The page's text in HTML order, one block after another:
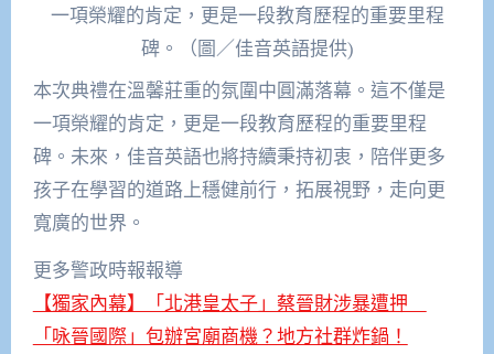
一項榮耀的肯定，更是一段教育歷程的重要里程
碑。（圖／佳音英語提供)
本次典禮在溫馨莊重的氛圍中圓滿落幕。這不僅是
一項榮耀的肯定，更是一段教育歷程的重要里程
碑。未來，佳音英語也將持續秉持初衷，陪伴更多
孩子在學習的道路上穩健前行，拓展視野，走向更
寬廣的世界。
更多警政時報報導
【獨家內幕】「北港皇太子」蔡晉財涉暴遭押
「咏晉國際」包辦宮廟商機？地方社群炸鍋！